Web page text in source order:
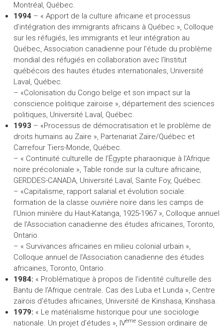
Montréal, Québec.
1994– « Apport de la culture africaine et processus
d’intégration des immigrants africains à Québec », Colloque
sur les réfugiés, les immigrants et leur intégration au
Québec, Association canadienne pour l’étude du problème
mondial des réfugiés en collaboration avec l’Institut
québécois des hautes études internationales, Université
Laval, Québec.
– «Colonisation du Congo belge et son impact sur la
conscience politique zaïroise », département des sciences
politiques, Université Laval, Québec.
1993 – «Processus de démocratisation et le problème de
droits humains au Zaïre », Partenariat Zaïre/Québec et
Carrefour Tiers-Monde, Québec.
– « Continuité culturelle de l’Égypte pharaonique à l’Afrique
noire précoloniale », Table ronde sur la culture africaine,
GERDDES-CANADA, Université Laval, Sainte Foy, Québec.
– «Capitalisme, rapport salarial et évolution sociale:
formation de la classe ouvrière noire dans les camps de
l’Union minière du Haut-Katanga, 1925-1967 », Colloque annuel
de l’Association canadienne des études africaines, Toronto,
Ontario.
– « Survivances africaines en milieu colonial urbain »,
Colloque annuel de l’Association canadienne des études
africaines, Toronto, Ontario.
1984: « Problématique à propos de l’identité culturelle des
Bantu de l’Afrique centrale. Cas des Luba et Lunda », Centre
zaïrois d’études africaines, Université de Kinshasa, Kinshasa.
1979: « Le matérialisme historique pour une sociologie
nationale. Un projet d’études », IVèmeSession ordinaire de